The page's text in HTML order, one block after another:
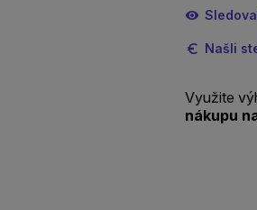
Našli
Využite
nákupu